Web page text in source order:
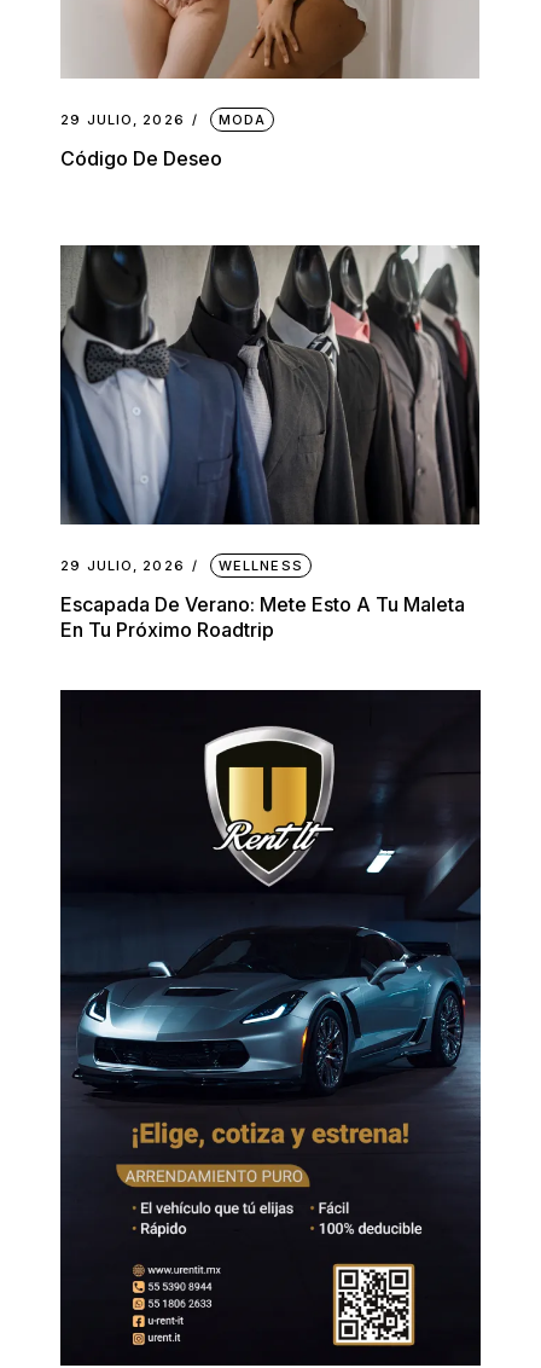
29 JULIO, 2026 MODA
Código De Deseo
29 JULIO, 2026 WELLNESS
Escapada De Verano: Mete Esto A Tu Maleta
En Tu Próximo Roadtrip